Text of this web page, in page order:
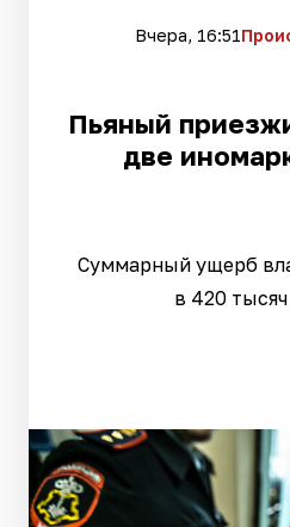
Вчера, 16:51
Пьяный
две
Суммарный ущерб
в 420